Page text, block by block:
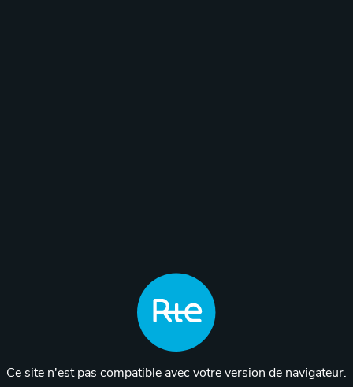
Ce site n'est pas compatible avec votre version de navigateur.